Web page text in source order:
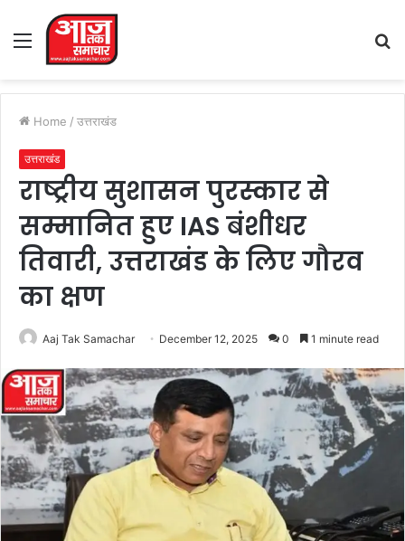
Menu
Home / उत्तराखंड
उत्तराखंड
राष्ट्रीय सुशासन पुरस्कार से
सम्मानित हुए IAS बंशीधर
तिवारी, उत्तराखंड के लिए गौरव
का क्षण
Aaj Tak Samachar December 12, 2025 0 1 minute read